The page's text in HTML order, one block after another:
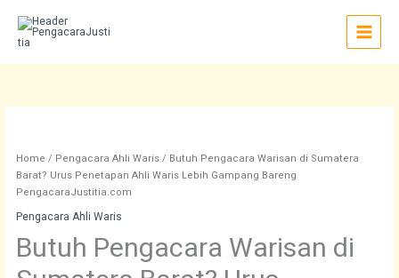
content
Home / Pengacara Ahli Waris/ Butuh Pengacara Warisan di Sumatera
Barat? Urus Penetapan Ahli Waris Lebih Gampang Bareng
PengacaraJustitia.com
Pengacara Ahli Waris
Butuh Pengacara Warisan di
Warisan
di
Sumatera
Urus
Penetapan
Ahli
Waris